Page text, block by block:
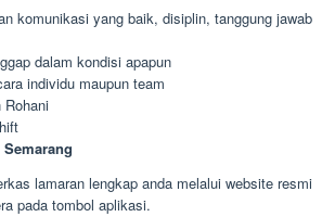
komunikasi yang baik, disiplin, tanggung jawab
dalam kondisi apapun
individu maupun team
Rohani
lamaran lengkap anda melalui website resmi
pada tombol aplikasi.